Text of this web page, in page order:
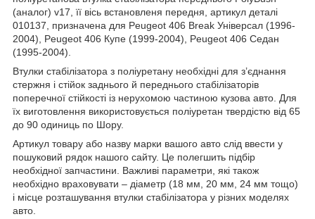
(аналог) v17, її вісь встановленя передня, артикул деталі
010137, призначена для Peugeot 406 Break Універсал (1996-
2004), Peugeot 406 Купе (1999-2004), Peugeot 406 Седан
(1995-2004).
Втулки стабілізатора з поліуретану необхідні для з’єднання
стержня і стійок заднього й переднього стабілізаторів
поперечної стійкості із нерухомою частиною кузова авто. Для
їх виготовлення використовується поліуретан твердістю від 65
до 90 одиниць по Шору.
Артикул товару або назву марки вашого авто слід ввести у
пошуковий рядок нашого сайту. Це полегшить підбір
необхідної запчастини. Важливі параметри, які також
необхідно враховувати – діаметр (18 мм, 20 мм, 24 мм тощо)
і місце розташування втулки стабілізатора у різних моделях
авто.